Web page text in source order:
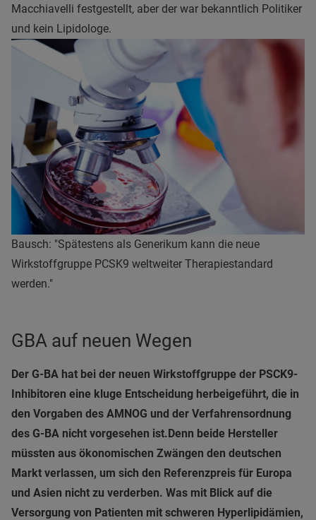
Macchiavelli festgestellt, aber der war bekanntlich Politiker
und kein Lipidologe.
Bausch: "Spätestens als Generikum kann die neue
Wirkstoffgruppe PCSK9 weltweiter Therapiestandard
werden."
GBA auf neuen Wegen
Der G-BA hat bei der neuen Wirkstoffgruppe der PSCK9-
Inhibitoren eine kluge Entscheidung herbeigeführt, die in
den Vorgaben des AMNOG und der Verfahrensordnung
des G-BA nicht vorgesehen ist.Denn beide Hersteller
müssten aus ökonomischen Zwängen den deutschen
Markt verlassen, um sich den Referenzpreis für Europa
und Asien nicht zu verderben. Was mit Blick auf die
Versorgung von Patienten mit schweren Hyperlipidämien,